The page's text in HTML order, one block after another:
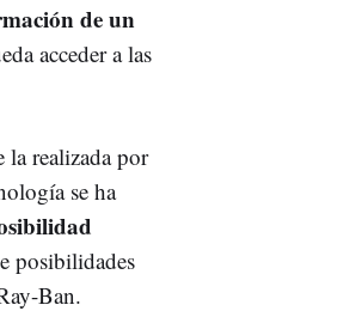
de un
acceder a las
la realizada por
se ha
posibilidades
Ban.